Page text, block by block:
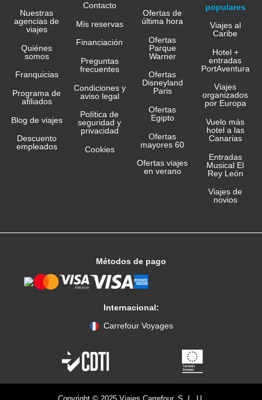
Nuestras
agencias de
viajes
Quiénes
somos
Franquicias
Programa de
afiliados
Blog de viajes
Descuento
empleados
Contacto
Mis reservas
Financiación
Preguntas
frecuentes
Condiciones y
aviso legal
Política de
seguridad y
privacidad
Cookies
Ofertas de
última hora
Ofertas
Parque
Warner
Ofertas
Disneyland
Paris
Ofertas
Egipto
Ofertas
mayores 60
Ofertas viajes
en verano
populares
Viajes al
Caribe
Hotel +
entradas
PortAventura
Viajes
organizados
por Europa
Vuelo más
hotel a las
Canarias
Entradas
Musical El
Rey León
Viajes de
novios
Métodos de pago
Internacional:
Carrefour Voyages